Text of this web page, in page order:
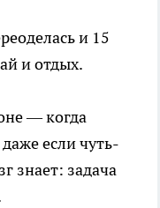
и 15
и отдых.
— когда
если чуть-
знает: задача